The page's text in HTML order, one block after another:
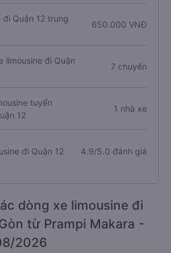
đi Quận 12 trung
650.000 VNĐ
limousine đi Quận
7 chuyến
tuyến
12
1 nhà xe
đi Quận 12 4.9/5.0 đánh giá
dòng xe limousine đi
từ Prampi Makara -
2026